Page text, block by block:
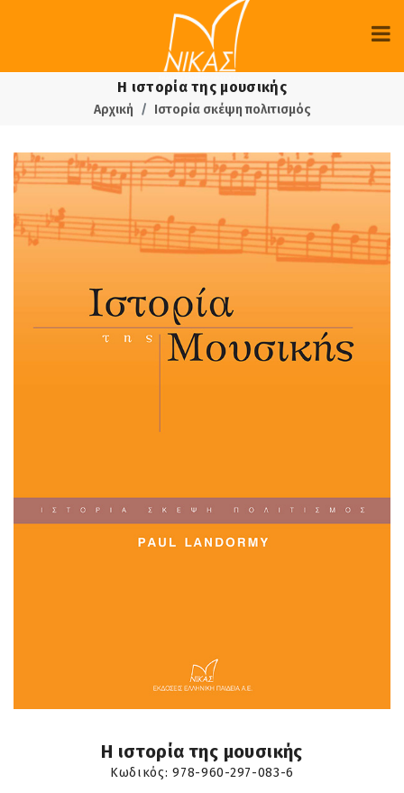
Η ιστορία της μουσικής
Αρχική Ιστορία σκέψη πολιτισμός
Η ιστορία της μουσικής
Κωδικός:978-960-297-083-6